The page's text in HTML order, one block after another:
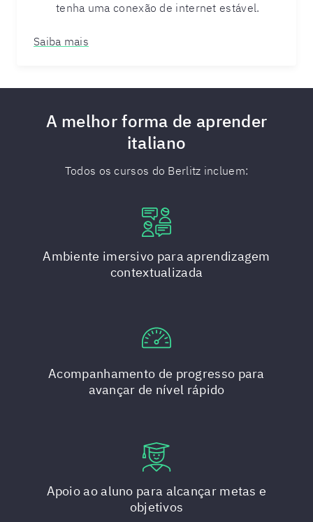
tenha uma conexão de internet estável.
Saiba mais
A melhor forma de aprender
italiano
Todos os cursos do Berlitz incluem:
Ambiente imersivo para aprendizagem
contextualizada
Acompanhamento de progresso para
avançar de nível rápido
Apoio ao aluno para alcançar metas e
objetivos